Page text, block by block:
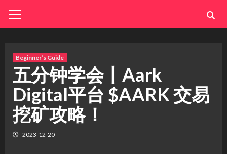
Menu
Beginner’s Guide
五分钟学会丨Aark
Digital平台 $AARK 交易
挖矿攻略！
2023-12-20